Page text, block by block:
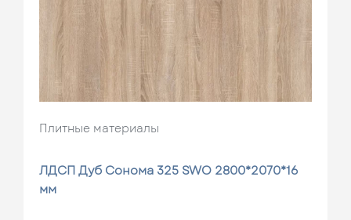
Плитные материалы
ЛДСП Дуб Сонома 325 SWO 2800*2070*16
мм